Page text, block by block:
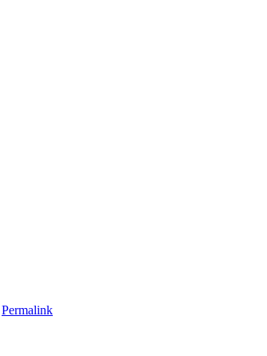
Permalink